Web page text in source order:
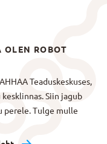
OLEN ROBOT
Teaduskeskuses,
kesklinnas. Siin jagub
perele. Tulge mulle